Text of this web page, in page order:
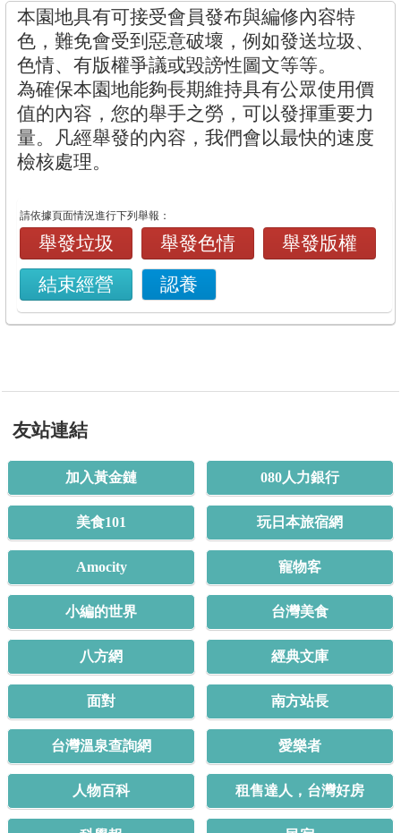
本園地具有可接受會員發布與編修內容特
色，難免會受到惡意破壞，例如發送垃圾、
色情、有版權爭議或毀謗性圖文等等。
為確保本園地能夠長期維持具有公眾使用價
值的內容，您的舉手之勞，可以發揮重要力
量。凡經舉發的內容，我們會以最快的速度
檢核處理。
請依據頁面情況進行下列舉報：
舉發垃圾 舉發色情
舉發版權
結束經營
認養
友站連結
加入黃金鏈 080人力銀行
美食101 玩日本旅宿網
Amocity 寵物客
小編的世界 台灣美食
八方網 經典文庫
面對 南方站長
台灣溫泉查詢網 愛樂者
人物百科 租售達人，台灣好房